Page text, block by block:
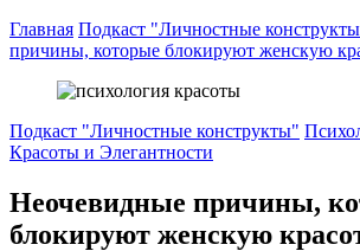
Главная Подкаст "Личностные
причины, которые блокируют женскую
Подкаст "Личностные конструкты"
Красоты и Элегантности
Неочевидные причины,
блокируют женскую